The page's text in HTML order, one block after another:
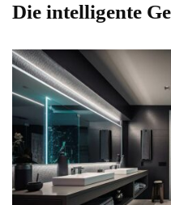
Die intelligente